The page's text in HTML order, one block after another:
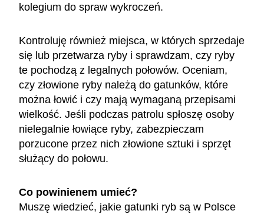
kolegium do spraw wykroczeń.
Kontroluję również miejsca, w których sprzedaje
się lub przetwarza ryby i sprawdzam, czy ryby
te pochodzą z legalnych połowów. Oceniam,
czy złowione ryby należą do gatunków, które
można łowić i czy mają wymaganą przepisami
wielkość. Jeśli podczas patrolu spłoszę osoby
nielegalnie łowiące ryby, zabezpieczam
porzucone przez nich złowione sztuki i sprzęt
służący do połowu.
Co powinienem umieć?
Muszę wiedzieć, jakie gatunki ryb są w Polsce